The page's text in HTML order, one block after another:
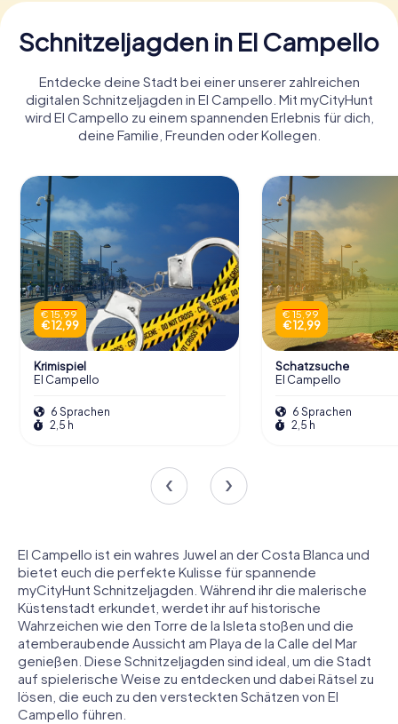
Schnitzeljagden in El Campello
Entdecke deine Stadt bei einer unserer zahlreichen
digitalen Schnitzeljagden in El Campello. Mit myCityHunt
wird El Campello zu einem spannenden Erlebnis für dich,
deine Familie, Freunden oder Kollegen.
€ 15,99
€ 12,99
Krimispiel
El Campello
6 Sprachen
2,5 h
€ 15,99
€ 12,99
Schatzsuche
El Campello
6 Sprachen
2,5 h
El Campello ist ein wahres Juwel an der Costa Blanca und
bietet euch die perfekte Kulisse für spannende
myCityHunt Schnitzeljagden. Während ihr die malerische
Küstenstadt erkundet, werdet ihr auf historische
Wahrzeichen wie den Torre de la Isleta stoßen und die
atemberaubende Aussicht am Playa de la Calle del Mar
genießen. Diese Schnitzeljagden sind ideal, um die Stadt
auf spielerische Weise zu entdecken und dabei Rätsel zu
lösen, die euch zu den versteckten Schätzen von El
Campello führen.